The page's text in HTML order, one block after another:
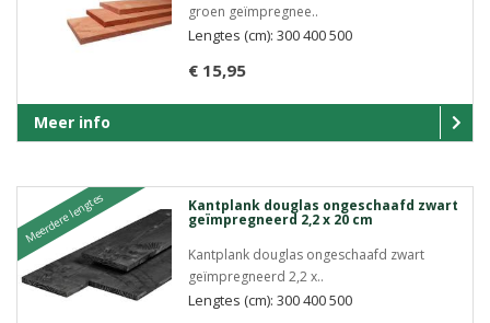
groen geïmpregnee..
€ 15,95
Lengtes (cm): 300 400 500
Meer info
Meerdere lengtes Kantplank douglas ongeschaafd zwart
geïmpregneerd 2,2 x 20 cm
Kantplank douglas ongeschaafd zwart
geïmpregneerd 2,2 x..
Lengtes (cm): 300 400 500